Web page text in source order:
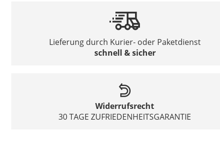
Lieferung durch Kurier- oder Paketdienst
schnell & sicher
Widerrufsrecht
30 TAGE ZUFRIEDENHEITSGARANTIE